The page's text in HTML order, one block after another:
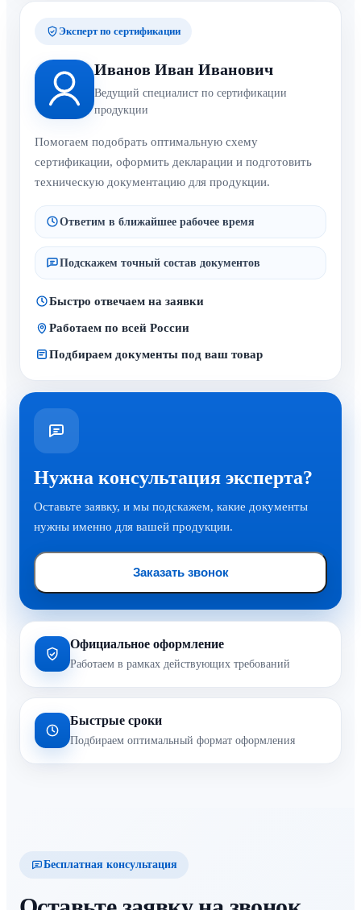
Эксперт по сертификации
Иванов Иван Иванович
Ведущий специалист по сертификации
продукции
Помогаем подобрать оптимальную схему
сертификации, оформить декларации и подготовить
техническую документацию для продукции.
Ответим в ближайшее рабочее время
Подскажем точный состав документов
Быстро отвечаем на заявки
Работаем по всей России
Подбираем документы под ваш товар
Нужна консультация эксперта?
Оставьте заявку, и мы подскажем, какие документы
нужны именно для вашей продукции.
Заказать звонок
Официальное оформление
Работаем в рамках действующих требований
Быстрые сроки
Подбираем оптимальный формат оформления
Бесплатная консультация